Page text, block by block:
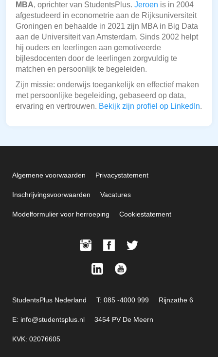
MBA, oprichter van StudentsPlus. Jeroen is in 2004
afgestudeerd in econometrie aan de Rijksuniversiteit
Groningen en behaalde in 2021 zijn MBA in Big Data
aan de Universiteit van Amsterdam. Sinds 2002 helpt
hij ouders en leerlingen aan gemotiveerde
bijlesdocenten door de leerlingen zorgvuldig te
matchen en persoonlijk te begeleiden.
Zijn missie: onderwijs toegankelijk en effectief maken
met persoonlijke begeleiding, gebaseerd op data,
ervaring en vertrouwen. Bekijk zijn profiel op LinkedIn.
Algemene voorwaarden Privacystatement
Inschrijvingsvoorwaarden Vacatures
Modelformulier voor herroeping Cookiestatement
StudentsPlus Nederland T: 085 -4000 999 Rijnzathe 6
E: info@studentsplus.nl 3454 PV De Meern
KVK: 02076605